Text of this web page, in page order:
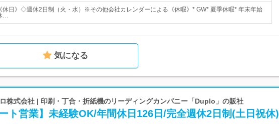
《休日》◇週休2日制（火・水）※その他会社カレンダーによる《休暇》* GW* 夏季休暇* 年末年始
…
気になる
株式会社 | 印刷・丁合・折紙機のリーディングカンパニー「Duplo」の販社
ート営業】未経験OK/年間休日126日/完全週休2日制(土日祝休)